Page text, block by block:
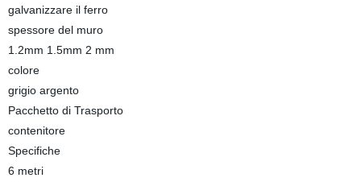
galvanizzare il ferro
spessore del muro
1.2mm 1.5mm 2 mm
colore
grigio argento
Pacchetto di Trasporto
contenitore
Specifiche
6 metri